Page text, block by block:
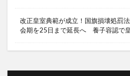
改正皇室典範が成立！国旗損壊処罰
会期を25日まで延長へ 養子容認で